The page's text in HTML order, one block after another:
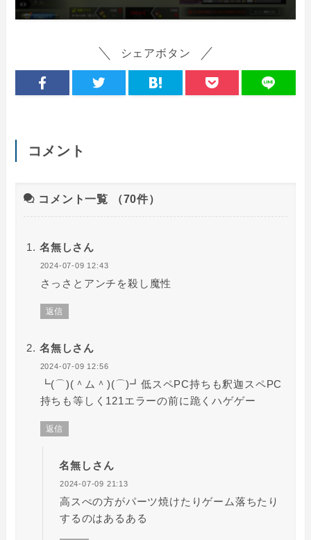
シェアボタン
コメント
コメント一覧 （70件）
名無しさん
2024-07-09 12:43
さっさとアンチを殺し魔性
返信
名無しさん
2024-07-09 12:56
┗(⌒)(＾ム＾)(⌒)┛低スペPC持ちも釈迦スペPC
持ちも等しく121エラーの前に跪くハゲゲー
返信
名無しさん
2024-07-09 21:13
高スぺの方がパーツ焼けたりゲーム落ちたり
するのはあるある